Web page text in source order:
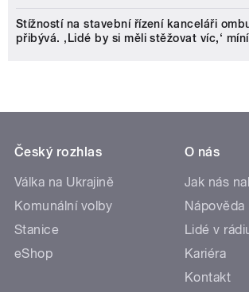
Stížností na stavební řízení kanceláři
přibývá. ‚Lidé by si měli stěžovat víc,‘
Český rozhlas
Válka na Ukrajině
Komunální volby
Stanice
eShop
O nás
Jak nás
Nápověda
Lidé v
Kariéra
Kontakt